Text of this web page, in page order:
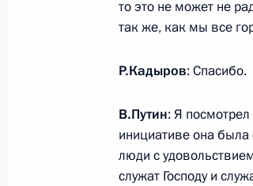
Встреча с мэром
30 апреля 2025
Встреча с
Первые»
то это не может не
так же, как мы все
Р.Кадыров: Спасибо.
В.Путин: Я
инициативе она была
люди с
служат Господу и